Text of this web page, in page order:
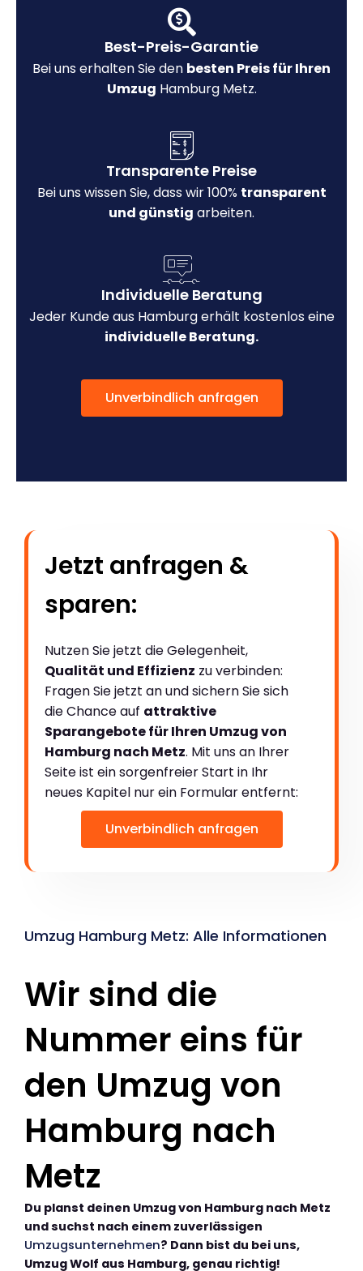
Best-Preis-Garantie
Bei uns erhalten Sie den besten Preis für Ihren
Umzug Hamburg Metz.
Transparente Preise
Bei uns wissen Sie, dass wir 100% transparent
und günstig arbeiten.
Individuelle Beratung
Jeder Kunde aus Hamburg erhält kostenlos eine
individuelle Beratung.
Unverbindlich anfragen
Jetzt anfragen &
sparen:
Nutzen Sie jetzt die Gelegenheit,
Qualität und Effizienz zu verbinden:
Fragen Sie jetzt an und sichern Sie sich
die Chance auf attraktive
Sparangebote für Ihren Umzug von
Hamburg nach Metz. Mit uns an Ihrer
Seite ist ein sorgenfreier Start in Ihr
neues Kapitel nur ein Formular entfernt:
Unverbindlich anfragen
Umzug Hamburg Metz: Alle Informationen
Wir sind die
Nummer eins für
den Umzug von
Hamburg nach
Metz
Du planst deinen Umzug von Hamburg nach Metz
und suchst nach einem zuverlässigen
Umzugsunternehmen? Dann bist du bei uns,
Umzug Wolf aus Hamburg, genau richtig!